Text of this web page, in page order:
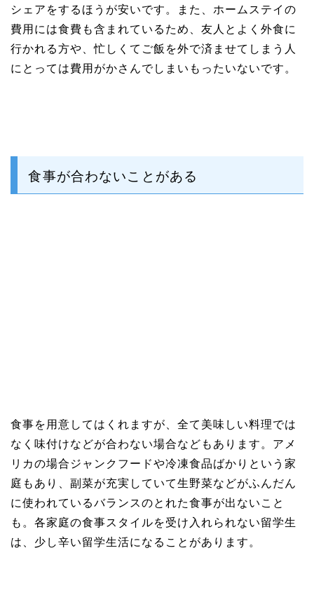
シェアをするほうが安いです。また、ホームステイの
費用には食費も含まれているため、友人とよく外食に
行かれる方や、忙しくてご飯を外で済ませてしまう人
にとっては費用がかさんでしまいもったいないです。
食事が合わないことがある
食事を用意してはくれますが、全て美味しい料理では
なく味付けなどが合わない場合などもあります。アメ
リカの場合ジャンクフードや冷凍食品ばかりという家
庭もあり、副菜が充実していて生野菜などがふんだん
に使われているバランスのとれた食事が出ないこと
も。各家庭の食事スタイルを受け入れられない留学生
は、少し辛い留学生活になることがあります。